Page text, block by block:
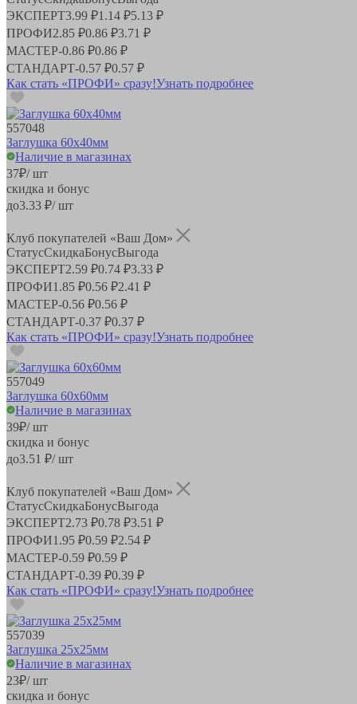
ЭКСПЕРТ3.99 ₽1.14 ₽5.13 ₽
ПРОФИ2.85 ₽0.86 ₽3.71 ₽
МАСТЕР-0.86 ₽0.86 ₽
СТАНДАРТ-0.57 ₽0.57 ₽
Как стать «ПРОФИ» сразу!Узнать подробнее
557048
Заглушка 60х40мм
Наличие в магазинах
37₽/ шт
скидка и бонус
до3.33 ₽/ шт
Клуб покупателей «Ваш Дом»
СтатусСкидкаБонусВыгода
ЭКСПЕРТ2.59 ₽0.74 ₽3.33 ₽
ПРОФИ1.85 ₽0.56 ₽2.41 ₽
МАСТЕР-0.56 ₽0.56 ₽
СТАНДАРТ-0.37 ₽0.37 ₽
Как стать «ПРОФИ» сразу!Узнать подробнее
557049
Заглушка 60х60мм
Наличие в магазинах
39₽/ шт
скидка и бонус
до3.51 ₽/ шт
Клуб покупателей «Ваш Дом»
СтатусСкидкаБонусВыгода
ЭКСПЕРТ2.73 ₽0.78 ₽3.51 ₽
ПРОФИ1.95 ₽0.59 ₽2.54 ₽
МАСТЕР-0.59 ₽0.59 ₽
СТАНДАРТ-0.39 ₽0.39 ₽
Как стать «ПРОФИ» сразу!Узнать подробнее
557039
Заглушка 25x25мм
Наличие в магазинах
23₽/ шт
скидка и бонус